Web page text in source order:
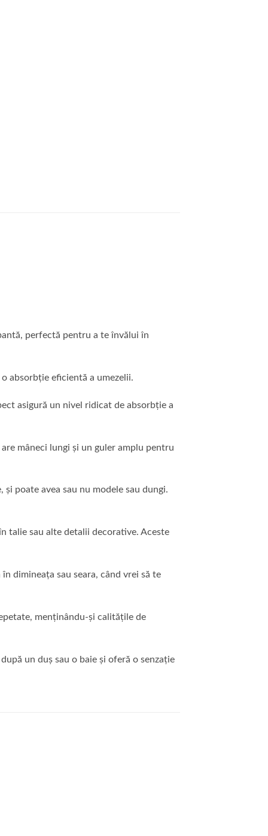
perfectă pentru a te învălui în
absorbție eficientă a umezelii.
asigură un nivel ridicat de absorbție a
mâneci lungi și un guler amplu pentru
poate avea sau nu modele sau dungi.
talie sau alte detalii decorative. Aceste
dimineața sau seara, când vrei să te
menținându-și calitățile de
un duș sau o baie și oferă o senzație